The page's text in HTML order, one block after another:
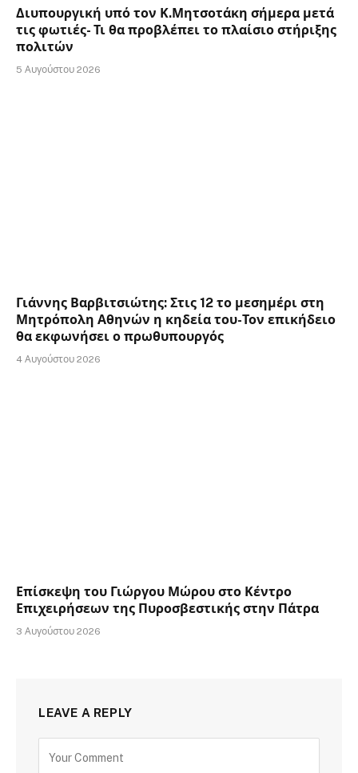
Διυπουργική υπό τον Κ.Μητσοτάκη σήμερα μετά
τις φωτιές- Τι θα προβλέπει το πλαίσιο στήριξης
πολιτών
5 Αυγούστου 2026
Γιάννης Βαρβιτσιώτης: Στις 12 το μεσημέρι στη
Μητρόπολη Αθηνών η κηδεία του-Τον επικήδειο
θα εκφωνήσει ο πρωθυπουργός
4 Αυγούστου 2026
Επίσκεψη του Γιώργου Μώρου στο Κέντρο
Επιχειρήσεων της Πυροσβεστικής στην Πάτρα
3 Αυγούστου 2026
LEAVE A REPLY